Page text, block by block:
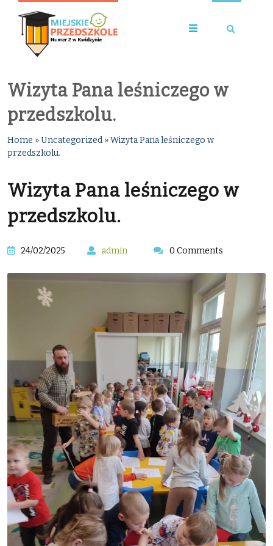
Wizyta Pana leśniczego w
przedszkolu.
Home »Uncategorized »Wizyta Pana leśniczego w
przedszkolu.
Wizyta Pana leśniczego w
przedszkolu.
24/02/2025 admin 0 Comments